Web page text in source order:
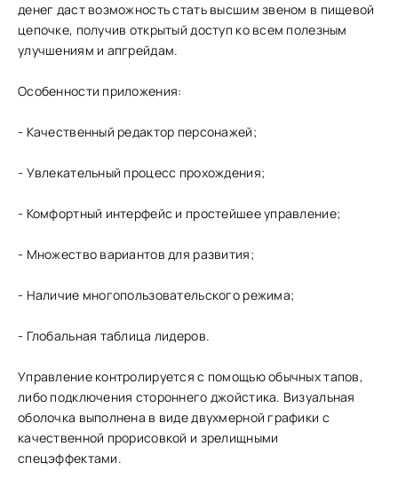
денег даст возможность стать высшим звеном в пищевой
цепочке, получив открытый доступ ко всем полезным
улучшениям и апгрейдам.
Особенности приложения:
- Качественный редактор персонажей;
- Увлекательный процесс прохождения;
- Комфортный интерфейс и простейшее управление;
- Множество вариантов для развития;
- Наличие многопользовательского режима;
- Глобальная таблица лидеров.
Управление контролируется с помощью обычных тапов,
либо подключения стороннего джойстика. Визуальная
оболочка выполнена в виде двухмерной графики с
качественной прорисовкой и зрелищными
спецэффектами.